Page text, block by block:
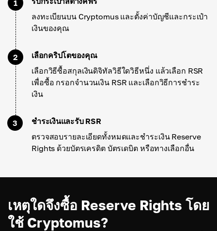
1
ลงทะเบียนบน Cryptomus และตั้งค่าบัญชีและกระเป๋า
เงินของคุณ
2
เลือกคริปโตของคุณ
เลือกวิธีซื้อสกุลเงินดิจิทัลวิธีใดวิธีหนึ่ง แล้วเลือก RSR
เพื่อซื้อ กรอกจำนวนเงิน RSR และเลือกวิธีการชำระ
เงิน
3
ชำระเงินและรับ RSR
ตรวจสอบรายละเอียดทั้งหมดและชำระเงิน Reserve
Rights ด้วยบัตรเครดิต บัตรเดบิต หรือทางเลือกอื่น
เหตุใดจึงซื้อ Reserve Rights โดย
ใช้ Cryptomus?